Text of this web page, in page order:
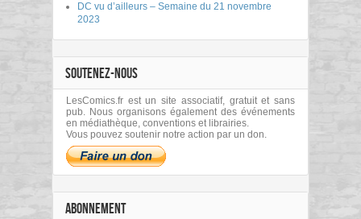
DC vu d’ailleurs – Semaine du 21 novembre
2023
SOUTENEZ-NOUS
LesComics.fr est un site associatif, gratuit et sans
pub. Nous organisons également des événements
en médiathèque, conventions et librairies.
Vous pouvez soutenir notre action par un don.
ABONNEMENT